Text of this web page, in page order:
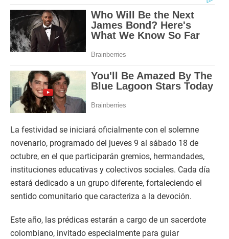
La festividad se iniciará oficialmente con el solemne
novenario, programado del jueves 9 al sábado 18 de
octubre, en el que participarán gremios, hermandades,
instituciones educativas y colectivos sociales. Cada día
estará dedicado a un grupo diferente, fortaleciendo el
sentido comunitario que caracteriza a la devoción.
Este año, las prédicas estarán a cargo de un sacerdote
colombiano, invitado especialmente para guiar